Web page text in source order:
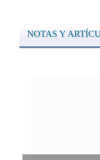
NOTAS Y